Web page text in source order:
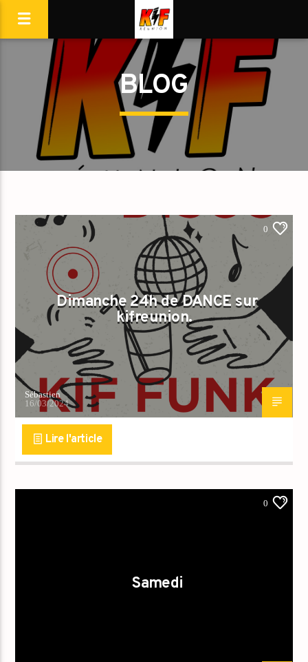
BLOG
0
Dimanche 24h de DANCE sur
kifreunion.
Sébastien
16/03/2024
Lire l'article
0
Samedi